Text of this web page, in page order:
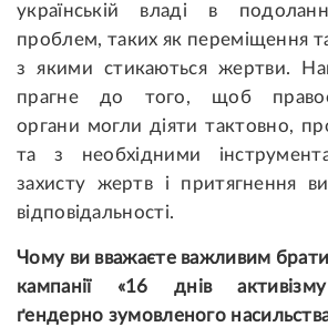
українській владі в
проблем, таких як переміщення
з якими стикаються жертви.
прагне до того, щоб
органи могли діяти тактовно,
та з необхідними
захисту жертв і притягнення
відповідальності.
Чому ви вважаєте важливим брати
кампанії «16 днів
ґендерно зумовленого